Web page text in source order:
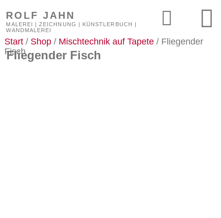
ROLF JAHN
MALEREI | ZEICHNUNG | KÜNSTLERBUCH |
WANDMALEREI
Start/ Shop/ Mischtechnik auf Tapete/ Fliegender
Fisch
Fliegender Fisch